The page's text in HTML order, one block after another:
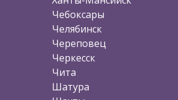
Чебоксары
Челябинск
Череповец
Черкесск
Чита
Шатура